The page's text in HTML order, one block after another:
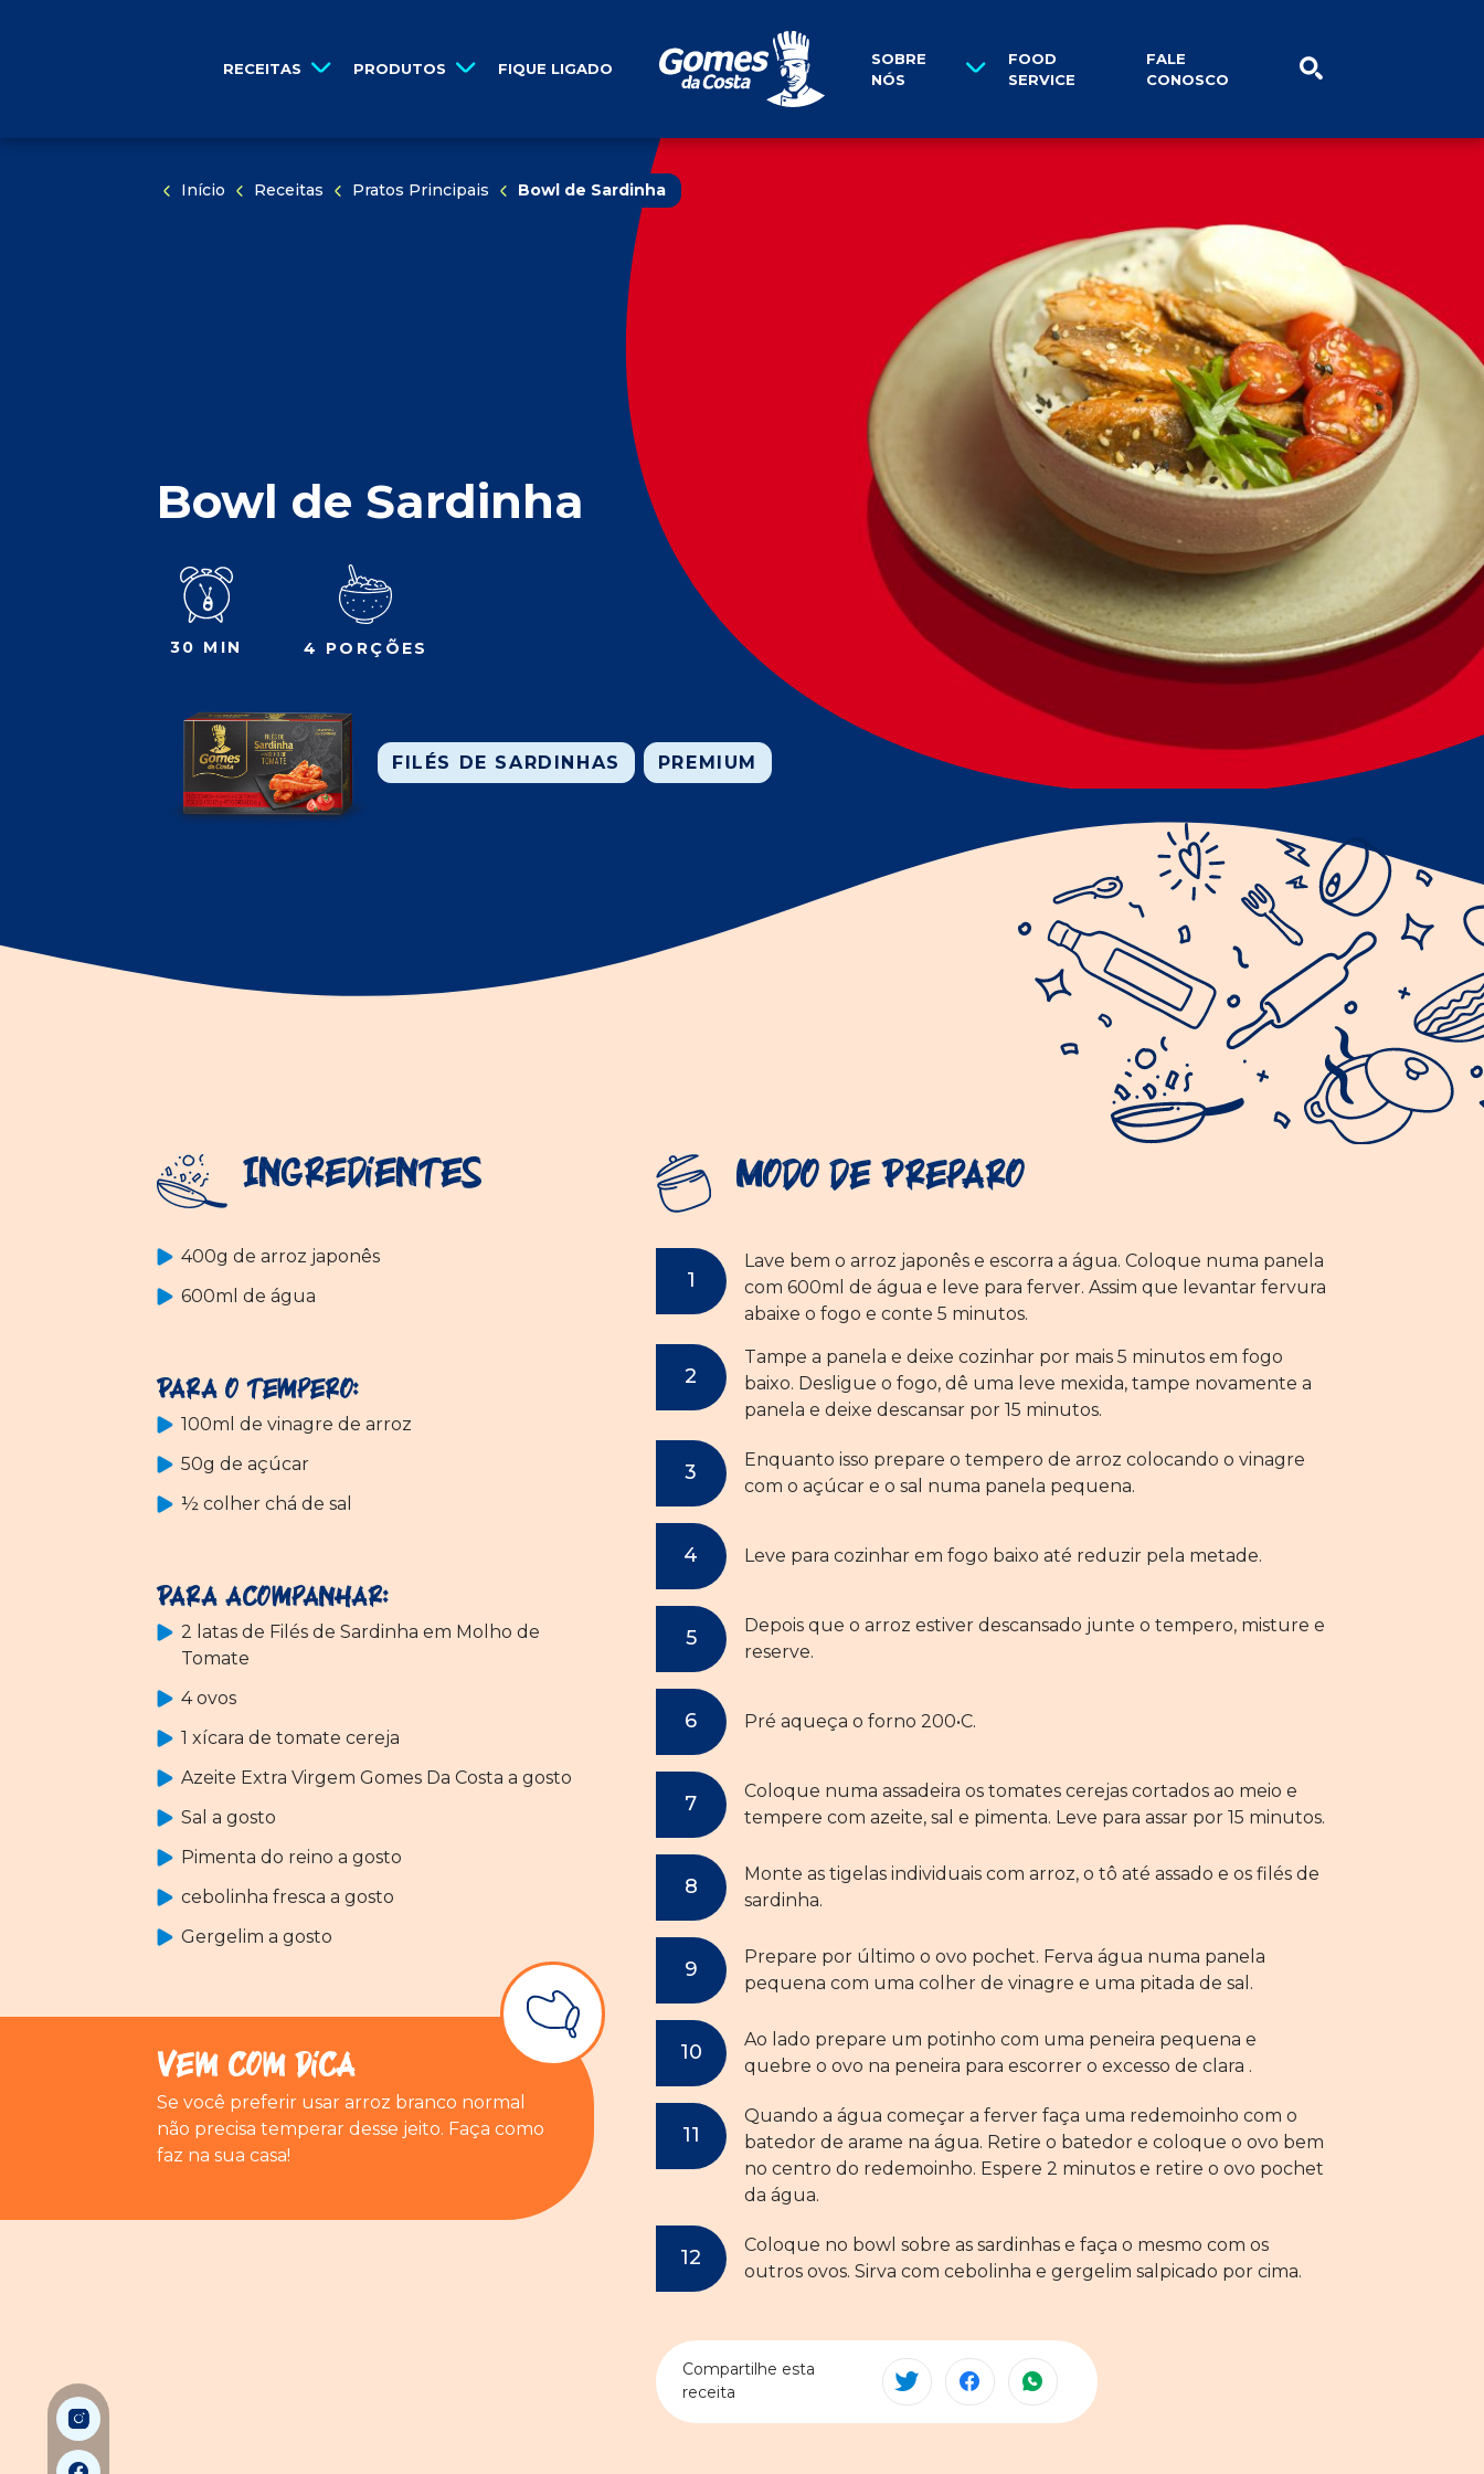
RECEITAS PRODUTOS FIQUE LIGADO
SOBRE
NÓS
FOOD
SERVICE
FALE
CONOSCO
Início Receitas Pratos Principais Bowl de Sardinha
Bowl de Sardinha
30 MIN 4 PORÇÕES
FILÉS DE SARDINHAS PREMIUM
Ingredientes
400g de arroz japonês
600ml de água
Para o tempero:
100ml de vinagre de arroz
50g de açúcar
½ colher chá de sal
Para acompanhar:
2 latas de Filés de Sardinha em Molho de
Tomate
4 ovos
1 xícara de tomate cereja
Azeite Extra Virgem Gomes Da Costa a gosto
Sal a gosto
Pimenta do reino a gosto
cebolinha fresca a gosto
Gergelim a gosto
Vem com Dica
Se você preferir usar arroz branco normal
não precisa temperar desse jeito. Faça como
faz na sua casa!
Modo de Preparo
Lave bem o arroz japonês e escorra a água. Coloque numa panela
com 600ml de água e leve para ferver. Assim que levantar fervura
abaixe o fogo e conte 5 minutos.
Tampe a panela e deixe cozinhar por mais 5 minutos em fogo
baixo. Desligue o fogo, dê uma leve mexida, tampe novamente a
panela e deixe descansar por 15 minutos.
Enquanto isso prepare o tempero de arroz colocando o vinagre
com o açúcar e o sal numa panela pequena.
Leve para cozinhar em fogo baixo até reduzir pela metade.
Depois que o arroz estiver descansado junte o tempero, misture e
reserve.
Pré aqueça o forno 200•C.
Coloque numa assadeira os tomates cerejas cortados ao meio e
tempere com azeite, sal e pimenta. Leve para assar por 15 minutos.
Monte as tigelas individuais com arroz, o tô até assado e os filés de
sardinha.
Prepare por último o ovo pochet. Ferva água numa panela
pequena com uma colher de vinagre e uma pitada de sal.
Ao lado prepare um potinho com uma peneira pequena e
quebre o ovo na peneira para escorrer o excesso de clara .
Quando a água começar a ferver faça uma redemoinho com o
batedor de arame na água. Retire o batedor e coloque o ovo bem
no centro do redemoinho. Espere 2 minutos e retire o ovo pochet
da água.
Coloque no bowl sobre as sardinhas e faça o mesmo com os
outros ovos. Sirva com cebolinha e gergelim salpicado por cima.
Compartilhe esta
receita